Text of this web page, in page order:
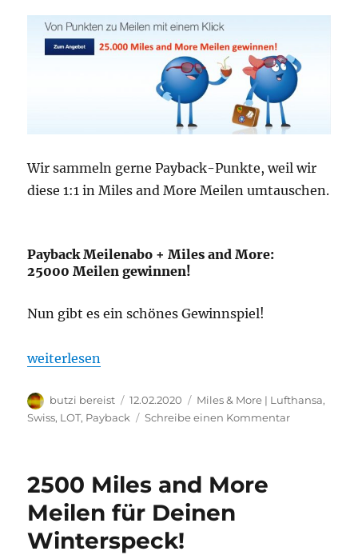
Wir sammeln gerne Payback-Punkte, weil wir
diese 1:1 in Miles and More Meilen umtauschen.
Payback Meilenabo + Miles and More:
25000 Meilen gewinnen!
Nun gibt es ein schönes Gewinnspiel!
„Payback Meilenabo einrichten und 10 x 25000
weiterlesen
Autor
butzi bereist
Veröffentlicht
am
12.02.2020 Kategorien
Miles & More | Lufthansa,
Swiss, LOT, Payback Schreibe einen Kommentarzu
2500 Miles and More
Meilen für Deinen
Winterspeck!